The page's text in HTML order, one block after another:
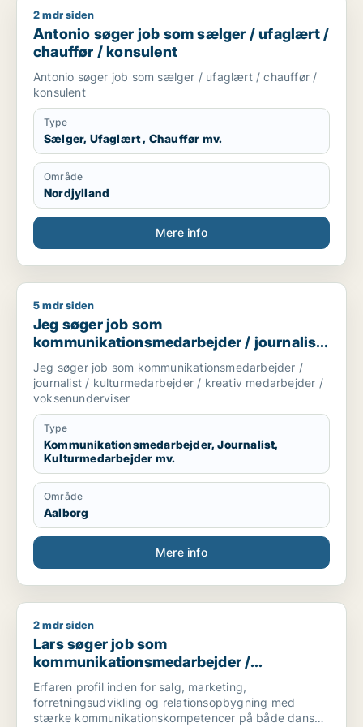
Antonio søger job som sælger / ufaglært / chauffør /
2 mdr siden
Antonio søger job som sælger / ufaglært /
chauffør / konsulent
Antonio søger job som sælger / ufaglært / chauffør /
konsulent
Type
Sælger, Ufaglært , Chauffør mv.
Område
Nordjylland
Mere info
Jeg søger job som kommunikationsmedarbejder /
5 mdr siden
Jeg søger job som
kommunikationsmedarbejder / journalist
/ kulturmedarbejder / kreativ medarbejder
/ voksenunderviser
Jeg søger job som kommunikationsmedarbejder /
journalist / kulturmedarbejder / kreativ medarbejder /
voksenunderviser
Type
Kommunikationsmedarbejder, Journalist,
Kulturmedarbejder mv.
Område
Aalborg
Mere info
Lars søger job som kommunikationsmedarbejder /
2 mdr siden
Lars søger job som
kommunikationsmedarbejder /
forretningsudvikler / konsulent
Erfaren profil inden for salg, marketing,
forretningsudvikling og relationsopbygning med
stærke kommunikationskompetencer på både dansk